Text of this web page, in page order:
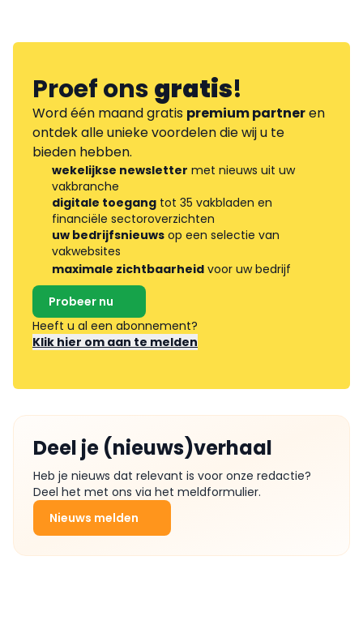
Proef onsgratis!
Word één maand gratis premium partneren
ontdek alle unieke voordelen die wij u te
bieden hebben.
wekelijkse newsletter met nieuws uit uw
vakbranche
digitale toegang tot 35 vakbladen en
financiële sectoroverzichten
uw bedrijfsnieuws op een selectie van
vakwebsites
maximale zichtbaarheid voor uw bedrijf
Probeer nu
Heeft u al een abonnement?
Klik hier om aan te melden
Deel je (nieuws)verhaal
Heb je nieuws dat relevant is voor onze redactie?
Deel het met ons via het meldformulier.
Nieuws melden